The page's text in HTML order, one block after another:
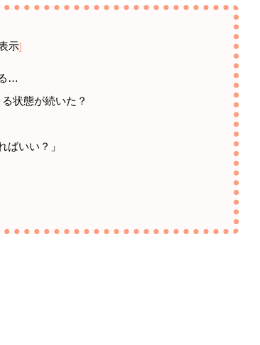
示]
…
状態が続いた？
いい？」